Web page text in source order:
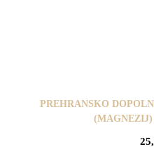
PREHRANSKO